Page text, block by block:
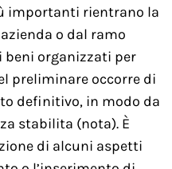
importanti rientrano la
o dal ramo
beni organizzati per
preliminare occorre di
definitivo, in modo da
stabilita (nota). È
di alcuni aspetti